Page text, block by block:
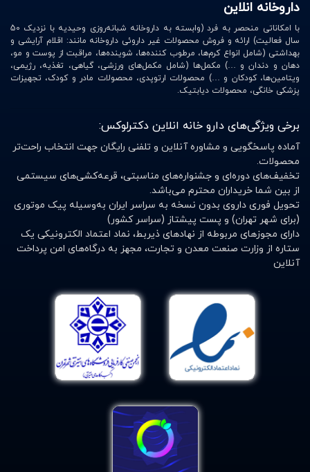
داروخانه انلاین
با امکاناتی منحصر به فرد (وابسته به داروخانه شبانه‌روزی وحیدیه با نزدیک 50
سال فعالیت) ارائه و فروش محصولات غیر داروئی داروخانه مانند: اقلام آرایشی و
بهداشتی (شامل انواع کرم‌ها، مرطوب کننده‌ها، شوینده‌ها، مراقبت از پوست و مو،
دهان و دندان و …) مکمل‌ها (شامل مکمل‌های ورزشی، گیاهی، تغذیه، رژیمی،
ویتامین‌ها، کودکان و …) محصولات ارتوپدی، محصولات مادر و کودک، تجهیزات
پزشکی خانگی، محصولات دیابتیک.
برخی ویژگی‌های دارو خانه انلاین دکترلوکس:
آماده پاسخگویی و مشاوره آنلاین و تلفنی رایگان جهت انتخاب راحت‌تر
محصولات.
تخفیف‌های دوره‌ای و جشنواره‌های مناسبتی، قرعه‌کشی‌های سیستمی
از بین شما خریداران محترم می‌باشد.
تحویل فوری داروی بدون نسخه به سراسر ایران به‌وسیله پیک موتوری
(برای شهر تهران) و پست پیشتاز (سراسر کشور)
دارای مجوزهای مربوطه از نهادهای ذیربط، نماد اعتماد الکترونیکی یک
ستاره از وزارت صنعت معدن و تجارت، مجهز به درگاه‌های امن پرداخت
آنلاین